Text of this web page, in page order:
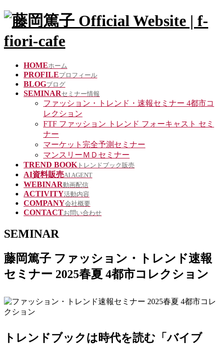
HOMEホーム
PROFILEプロフィール
BLOGブログ
SEMINARセミナー情報
ファッション・トレンド・速報セミナー 4都市コ
レクション
FTF ファッション トレンド フォーキャスト セミ
ナー
マーケット完全予測セミナー
マンスリーＭＤセミナー
TREND BOOK トレンドブック販売
AI資料販売AI AGENT
WEBINAR動画配信
ACTIVITY活動内容
COMPANY会社概要
CONTACTお問い合わせ
SEMINAR
藤岡篤子 ファッション・トレンド速報
セミナー 2025春夏 4都市コレクション
トレンドブックは時代を読む「バイブ